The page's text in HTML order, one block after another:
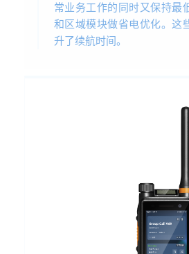
常业务工作的同时又保持最
和区域模块做省电优化。这
升了续航时间。